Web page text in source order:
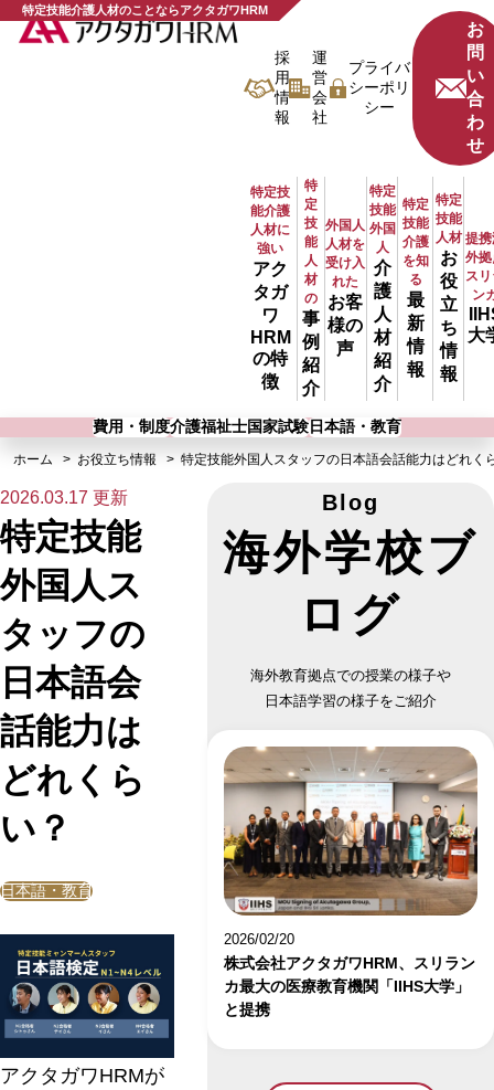
特定技能介護人材のことならアクタガワHRM
採
用
情
報
運
営
会
社
プライバ
シーポリ
シー
お
問
い
合
わ
せ
特定技
能介護
人材に
強い
アク
タガ
ワ
HRM
の特
徴
特
定
技
能
人
材
の
事
例
紹
介
外国人
人材を
受け入
れた
お客
様の
声
特定
技能
外国
人
介
護
人
材
紹
介
特定
技能
介護
を知
る
最
新
情
報
特定
技能
人材
お
役
立
ち
情
報
提
外
ス
ン
大
費用・制度介護福祉士国家試験日本語・教育
ホーム お役立ち情報 特定技能外国人スタッフの日本語会話能力はどれく
2026.03.17 更新
特定技能
外国人ス
タッフの
日本語会
話能力は
どれくら
い？
日本語・教育
アクタガワHRMが
Blog
海外学校ブ
ログ
海外教育拠点での授業の様子や
日本語学習の様子をご紹介
2026/02/20
株式会社アクタガワHRM、スリラン
カ最大の医療教育機関「IIHS大学」
と提携